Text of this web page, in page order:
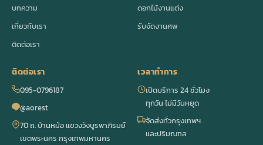
บทความ
เกี่ยวกับเรา
ติดต่อเรา
ดอกไม้งานแต่ง
รับจัดงานศพ
ติดต่อเรา
095-0796187
@aorest
70 ถ. บ้านหม้อ แขวงวังบูรพาภิรมย์
เขตพระนคร กรุงเทพมหานคร
เวลาทำการ
เปิดบริการ 24 ชั่วโมง
ทุกวัน ไม่มีวันหยุด
จัดส่งทั่วกรุงเทพฯ
และปริมณฑล